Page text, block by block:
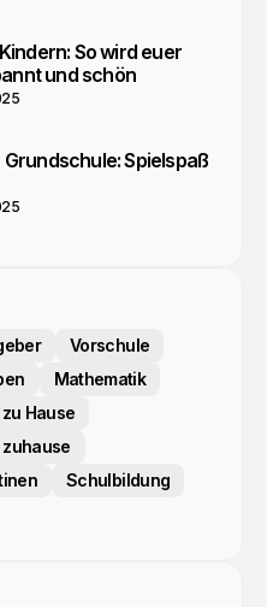
So wird euer
und schön
Grundschule: Spielspaß
Vorschule
Mathematik
Hause
Schulbildung